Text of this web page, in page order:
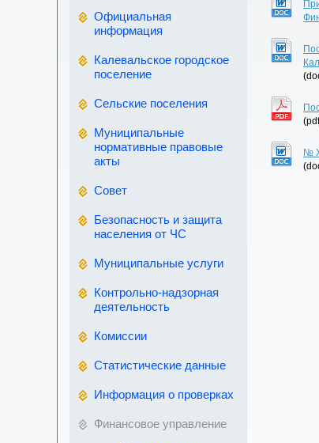
Официальная
информация
Калевальское городское
поселение
Сельские поселения
Муниципальные
нормативные правовые
акты
Совет
Безопасность и защита
населения от ЧС
Муниципальные услуги
Контрольно-надзорная
деятельность
Комиссии
Статистические данные
Информация о проверках
Финансовое управление
№